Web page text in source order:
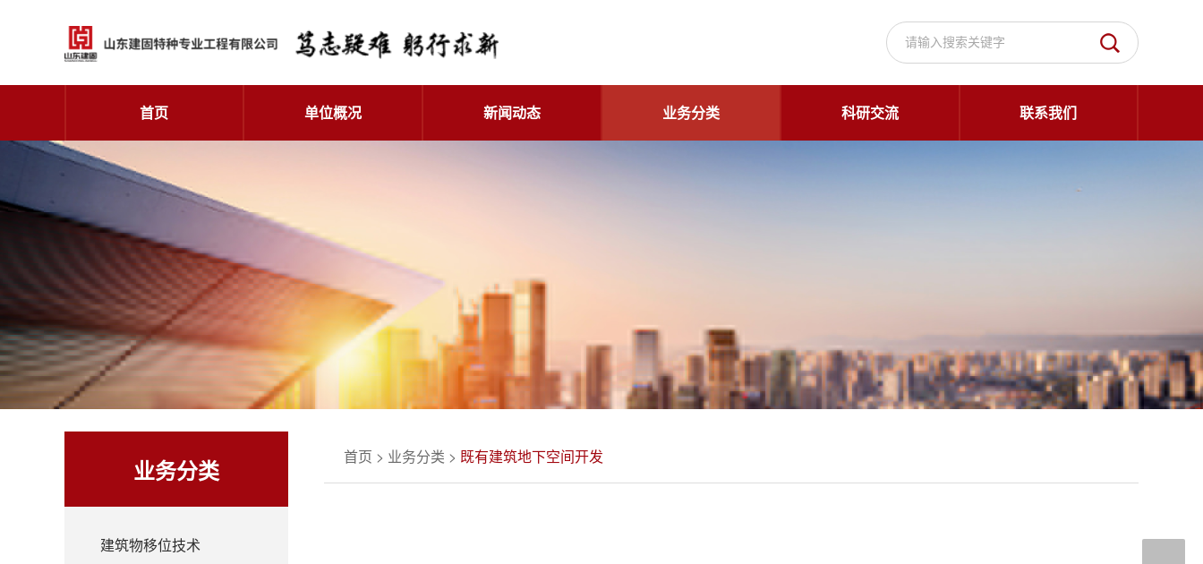
首页 单位概况 新闻动态 业务分类 科研交流 联系我们
业务分类
建筑物移位技术
首页 > 业务分类 > 既有建筑地下空间开发